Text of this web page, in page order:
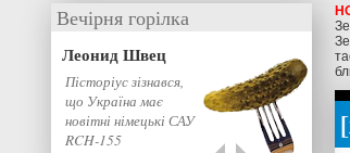
Вечірня горілка
Леонид Швец
Пісторіус зізнався,
що Україна має
новітні німецькі САУ
RCH-155